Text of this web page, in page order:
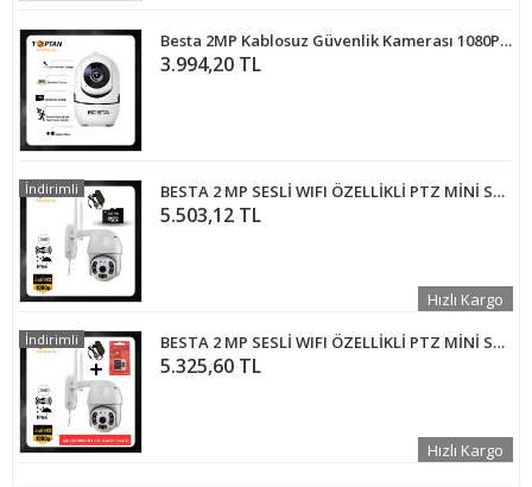
Besta 2MP Kablosuz Güvenlik Kamerası 1080P Hareket Sensörlü 360 derece KD-1614
3.994,20 TL
BESTA 2 MP SESLİ WIFI ÖZELLİKLİ PTZ MİNİ SPEED DOME GÜVENLİK KAMERASI 128 GB MICRO SD KART DAHİL BT-1701128
5.503,12 TL
İndirimli
Hızlı Kargo
BESTA 2 MP SESLİ WIFI ÖZELLİKLİ PTZ MİNİ SPEED DOME GÜVENLİK KAMERASI 64 GB MICRO SD KART DAHİL BT-170164
5.325,60 TL
İndirimli
Hızlı Kargo